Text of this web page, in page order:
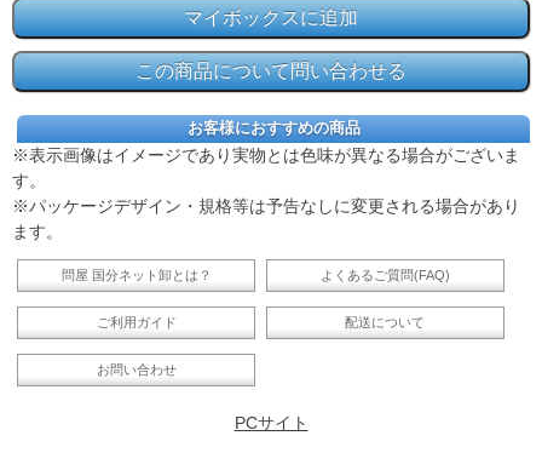
お客様におすすめの商品
※表示画像はイメージであり実物とは色味が異なる場合がございま
す。
※パッケージデザイン・規格等は予告なしに変更される場合があり
ます。
問屋 国分ネット卸とは？ よくあるご質問(FAQ)
ご利用ガイド 配送について
お問い合わせ
PCサイト